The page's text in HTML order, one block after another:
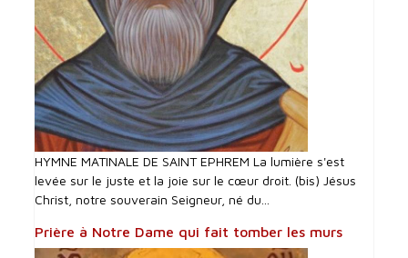
HYMNE MATINALE DE SAINT EPHREM La lumière s'est
levée sur le juste et la joie sur le cœur droit. (bis) Jésus
Christ, notre souverain Seigneur, né du...
Prière à Notre Dame qui fait tomber les murs